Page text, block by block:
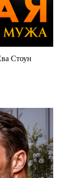
Стоун